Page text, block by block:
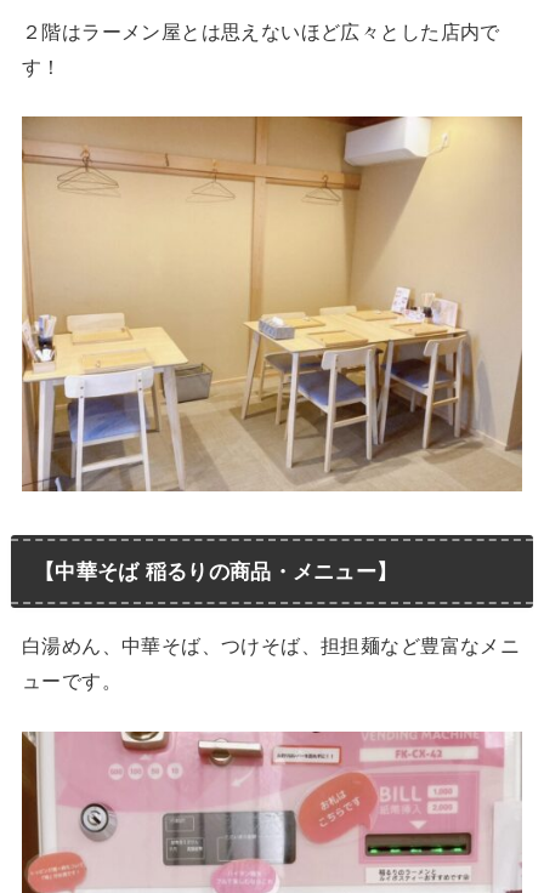
２階はラーメン屋とは思えないほど広々とした店内で
す！
【中華そば 稲るりの商品・メニュー】
白湯めん、中華そば、つけそば、担担麺など豊富なメニ
ューです。